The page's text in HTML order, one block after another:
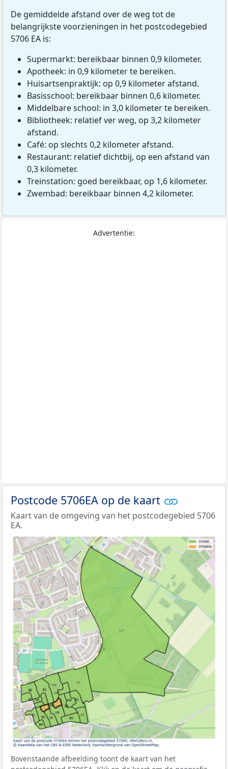
De gemiddelde afstand over de weg tot de
belangrijkste voorzieningen in het postcodegebied
5706 EA is:
Supermarkt: bereikbaar binnen 0,9 kilometer.
Apotheek: in 0,9 kilometer te bereiken.
Huisartsenpraktijk: op 0,9 kilometer afstand.
Basisschool: bereikbaar binnen 0,6 kilometer.
Middelbare school: in 3,0 kilometer te bereiken.
Bibliotheek: relatief ver weg, op 3,2 kilometer
afstand.
Café: op slechts 0,2 kilometer afstand.
Restaurant: relatief dichtbij, op een afstand van
0,3 kilometer.
Treinstation: goed bereikbaar, op 1,6 kilometer.
Zwembad: bereikbaar binnen 4,2 kilometer.
Advertentie:
Postcode 5706EA op de kaart
Kaart van de omgeving van het postcodegebied 5706
EA.
Bovenstaande afbeelding toont de kaart van het